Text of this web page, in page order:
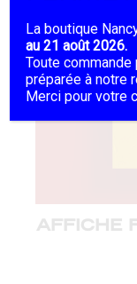
AFFICHE
La boutique
au 21 août 2026.
Toute
préparée à notre
Merci pour votre